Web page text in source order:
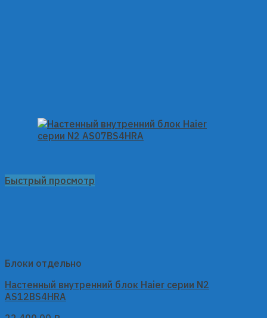
Быстрый просмотр
Блоки отдельно
Настенный внутренний блок Haier серии N2
AS12BS4HRA